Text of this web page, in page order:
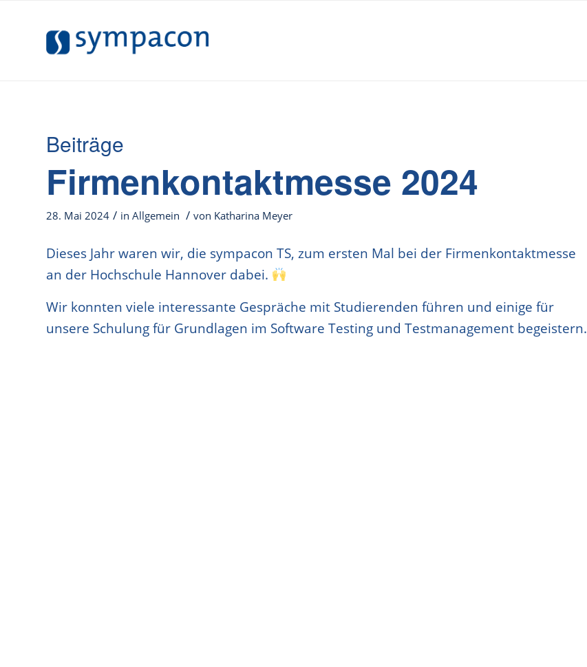
Beiträge
Firmenkontaktmesse 2024
28. Mai 2024 / in Allgemein / von Katharina Meyer
Dieses Jahr waren wir, die sympacon TS, zum ersten Mal bei der Firmenkontaktmesse
an der Hochschule Hannover dabei.
Wir konnten viele interessante Gespräche mit Studierenden führen und einige für
unsere Schulung für Grundlagen im Software Testing und Testmanagement begeistern.